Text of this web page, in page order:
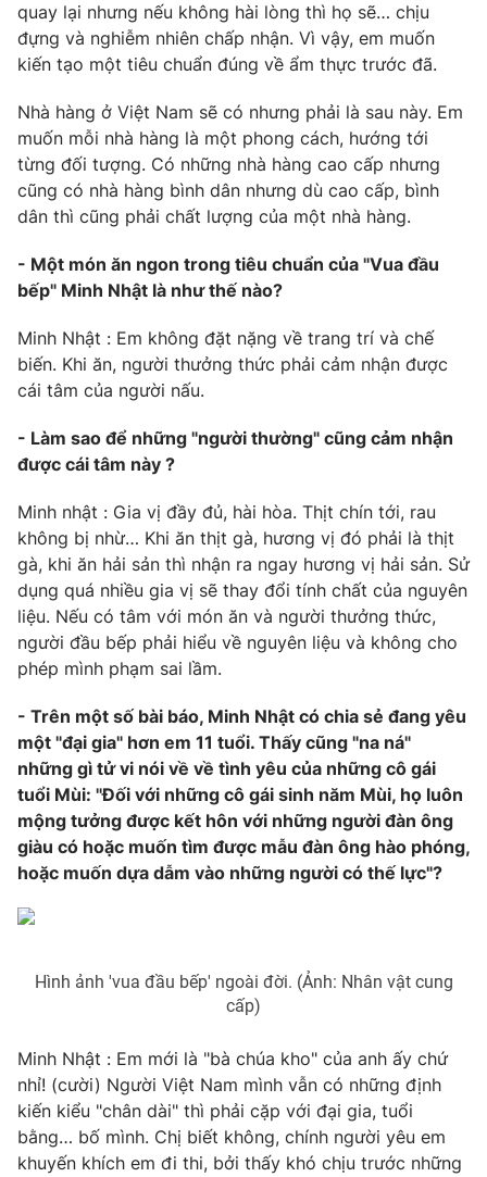
quay lại nhưng nếu không hài lòng thì họ sẽ… chịu
đựng và nghiễm nhiên chấp nhận. Vì vậy, em muốn
kiến tạo một tiêu chuẩn đúng về ẩm thực trước đã.
Nhà hàng ở Việt Nam sẽ có nhưng phải là sau này. Em
muốn mỗi nhà hàng là một phong cách, hướng tới
từng đối tượng. Có những nhà hàng cao cấp nhưng
cũng có nhà hàng bình dân nhưng dù cao cấp, bình
dân thì cũng phải chất lượng của một nhà hàng.
- Một món ăn ngon trong tiêu chuẩn của "Vua đầu
bếp" Minh Nhật là như thế nào?
Minh Nhật : Em không đặt nặng về trang trí và chế
biến. Khi ăn, người thưởng thức phải cảm nhận được
cái tâm của người nấu.
- Làm sao để những "người thường" cũng cảm nhận
được cái tâm này ?
Minh nhật : Gia vị đầy đủ, hài hòa. Thịt chín tới, rau
không bị nhừ… Khi ăn thịt gà, hương vị đó phải là thịt
gà, khi ăn hải sản thì nhận ra ngay hương vị hải sản. Sử
dụng quá nhiều gia vị sẽ thay đổi tính chất của nguyên
liệu. Nếu có tâm với món ăn và người thưởng thức,
người đầu bếp phải hiểu về nguyên liệu và không cho
phép mình phạm sai lầm.
- Trên một số bài báo, Minh Nhật có chia sẻ đang yêu
một "đại gia" hơn em 11 tuổi. Thấy cũng "na ná"
những gì tử vi nói về về tình yêu của những cô gái
tuổi Mùi: "Đối với những cô gái sinh năm Mùi, họ luôn
mộng tưởng được kết hôn với những người đàn ông
giàu có hoặc muốn tìm được mẫu đàn ông hào phóng,
hoặc muốn dựa dẫm vào những người có thế lực"?
Hình ảnh 'vua đầu bếp' ngoài đời. (Ảnh: Nhân vật cung
cấp)
Minh Nhật : Em mới là "bà chúa kho" của anh ấy chứ
nhỉ! (cười) Người Việt Nam mình vẫn có những định
kiến kiểu "chân dài" thì phải cặp với đại gia, tuổi
bằng… bố mình. Chị biết không, chính người yêu em
khuyến khích em đi thi, bởi thấy khó chịu trước những